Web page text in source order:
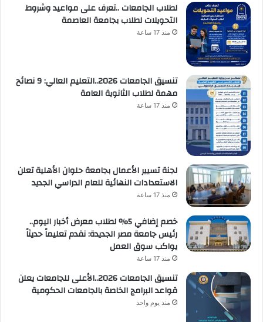
لطلاب الجامعات ..تعرف على مواعيد وشروط
التحويلات لطلاب بجامعة العاصمة
منذ 17 ساعة
تنسيق الجامعات 2026..التعليم العالي: 9 نصائح
مهمة لطلاب الثانوية العامة
منذ 17 ساعة
لجنة تسيير الأعمال بجامعة حلوان الأهلية تعلن
الاستعدادات النهائية للعام الدراسي الجديد
منذ 17 ساعة
خصم إضافي 5% لطلاب معرض أخبار اليوم..
رئيس جامعة مصر الجديدة: نقدم تعليماً حديثاً
يواكب سوق العمل
منذ 17 ساعة
تنسيق الجامعات 2026..الأعلى للجامعات يعلن
قواعد البرامج الخاصة بالجامعات الحكومية
منذ يوم واحد